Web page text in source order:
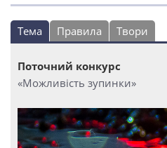
Тема Правила Твори
Поточний конкурс
«Можливість зупинки»